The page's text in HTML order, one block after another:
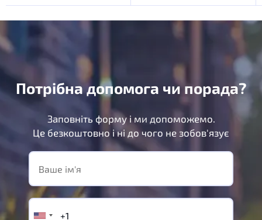
Потрібна допомога чи порада?
Заповніть форму і ми допоможемо.
Це безкоштовно і ні до чого не зобов'язує